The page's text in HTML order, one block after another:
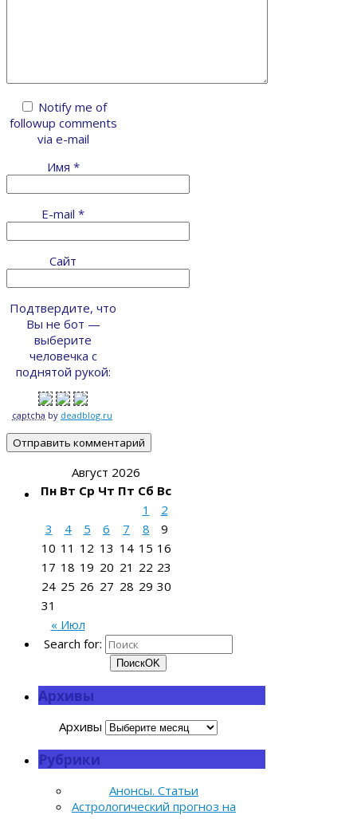
Notify me of
followup comments
via e-mail
Имя *
E-mail *
Сайт
Подтвердите, что
Вы не бот —
выберите
человечка с
поднятой рукой:
captcha by deadblog.ru
Август 2026
Пн Вт Ср Чт Пт Сб Вс
« Июл
1
2
3
4 5 6 7 8
9
10 11 12 13 14 15 16
17 18 19 20 21 22 23
24 25 26 27 28 29 30
31
Search for:
ПоискOK
Архивы
Архивы
Рубрики
Анонсы. Статьи
Астрологический прогноз на